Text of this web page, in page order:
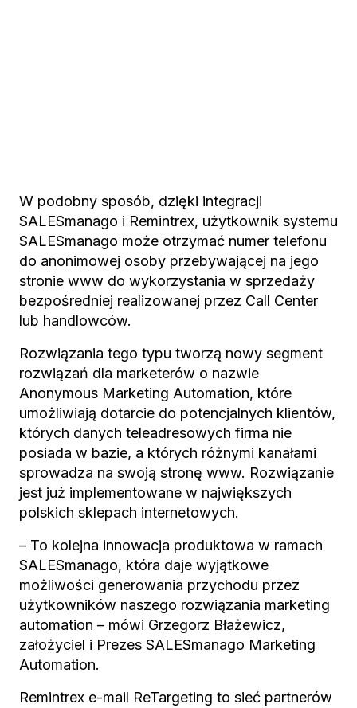
W podobny sposób, dzięki integracji
SALESmanago i Remintrex, użytkownik systemu
SALESmanago może otrzymać numer telefonu
do anonimowej osoby przebywającej na jego
stronie www do wykorzystania w sprzedaży
bezpośredniej realizowanej przez Call Center
lub handlowców.
Rozwiązania tego typu tworzą nowy segment
rozwiązań dla marketerów o nazwie
Anonymous Marketing Automation, które
umożliwiają dotarcie do potencjalnych klientów,
których danych teleadresowych firma nie
posiada w bazie, a których różnymi kanałami
sprowadza na swoją stronę www. Rozwiązanie
jest już implementowane w największych
polskich sklepach internetowych.
– To kolejna innowacja produktowa w ramach
SALESmanago, która daje wyjątkowe
możliwości generowania przychodu przez
użytkowników naszego rozwiązania marketing
automation – mówi Grzegorz Błażewicz,
założyciel i Prezes SALESmanago Marketing
Automation.
Remintrex e-mail ReTargeting to sieć partnerów